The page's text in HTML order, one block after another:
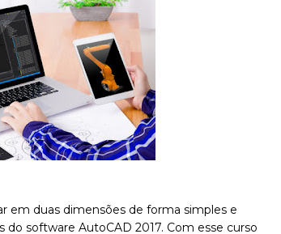
em duas dimensões de forma simples e
software AutoCAD 2017. Com esse curso